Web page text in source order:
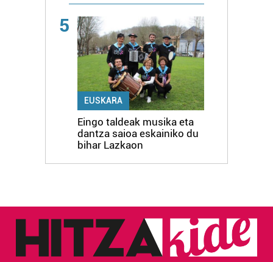
5
EUSKARA
Eingo taldeak musika eta
dantza saioa eskainiko du
bihar Lazkaon